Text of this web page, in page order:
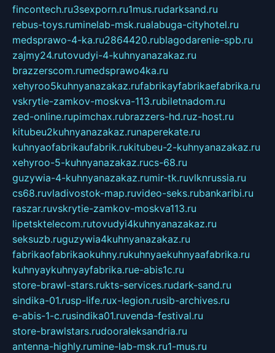
fincontech.ru3sexporn.ru1mus.rudarksand.ru
rebus-toys.ruminelab-msk.rualabuga-cityhotel.ru
medsprawo-4-ka.ru2864420.rublagodarenie-spb.ru
zajmy24.rutovudyi-4-kuhnyanazakaz.ru
brazzerscom.rumedsprawo4ka.ru
xehyroo5kuhnyanazakaz.rufabrikayfabrikaefabrika.ru
vskrytie-zamkov-moskva-113.rubiletnadom.ru
zed-online.rupimchax.rubrazzers-hd.ruz-host.ru
kitubeu2kuhnyanazakaz.runaperekate.ru
kuhnyaofabrikaufabrik.rukitubeu-2-kuhnyanazakaz.ru
xehyroo-5-kuhnyanazakaz.rucs-68.ru
guzywia-4-kuhnyanazakaz.rumir-tk.ruvlknrussia.ru
cs68.ruvladivostok-map.ruvideo-seks.rubankaribi.ru
raszar.ruvskrytie-zamkov-moskva113.ru
lipetsktelecom.rutovudyi4kuhnyanazakaz.ru
seksuzb.ruguzywia4kuhnyanazakaz.ru
fabrikaofabrikaokuhny.rukuhnyaekuhnyaafabrika.ru
kuhnyaykuhnyayfabrika.rue-abis1c.ru
store-brawl-stars.rukts-services.rudark-sand.ru
sindika-01.rusp-life.rux-legion.rusib-archives.ru
e-abis-1-c.rusindika01.ruvenda-festival.ru
store-brawlstars.rudooraleksandria.ru
antenna-highly.rumine-lab-msk.ru1-mus.ru